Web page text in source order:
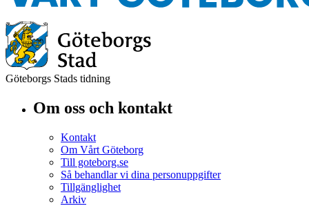
Göteborgs Stads tidning
Om oss och kontakt
Kontakt
Om Vårt Göteborg
Till goteborg.se
Så behandlar vi dina personuppgifter
Tillgänglighet
Arkiv